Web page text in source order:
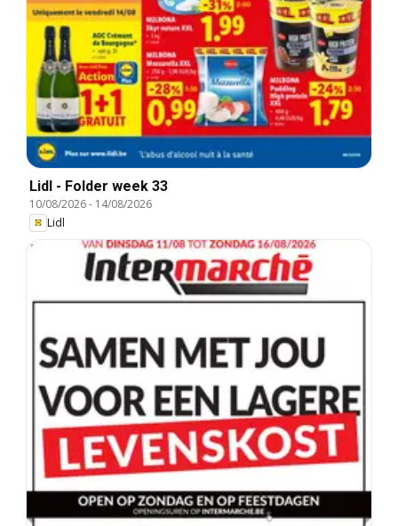
Lidl - Folder week 33
10/08/2026- 14/08/2026
Lidl